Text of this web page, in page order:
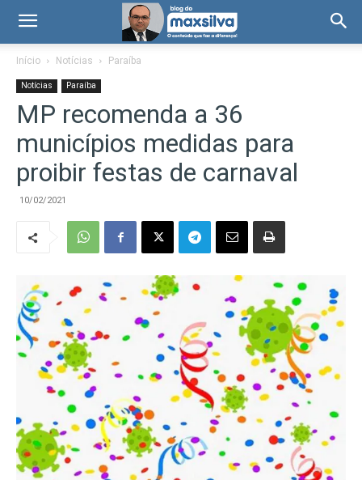
Início Notícias Paraíba
Notícias Paraíba
MP recomenda a 36
municípios medidas para
proibir festas de carnaval
10/02/2021